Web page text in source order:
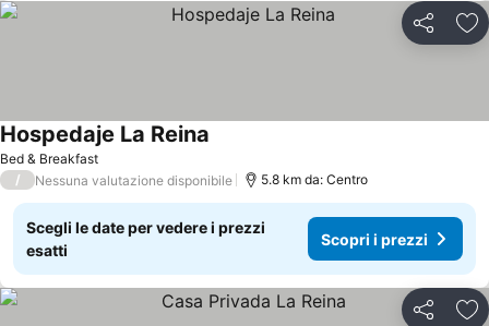
Condividi
Bed & Breakfast
Hospedaje La Reina
/ Nessuna valutazione disponibile 5.8 km da: Centro
Scegli le date per vedere i prezzi
esatti
Scopri i prezzi
Condividi